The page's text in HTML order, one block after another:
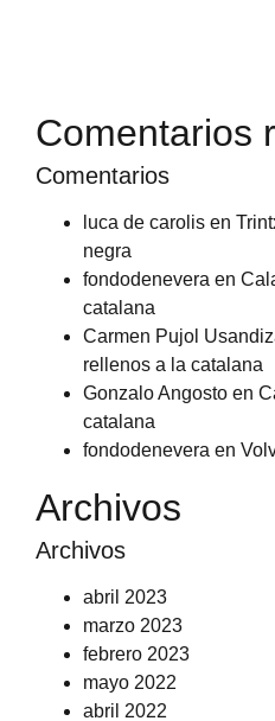
Comentarios
Comentarios
luca de carolis en
negra
fondodenevera en
catalana
Carmen Pujol
rellenos a la catalana
Gonzalo Angosto en
catalana
fondodenevera en
Archivos
Archivos
abril 2023
marzo 2023
febrero 2023
mayo 2022
abril 2022